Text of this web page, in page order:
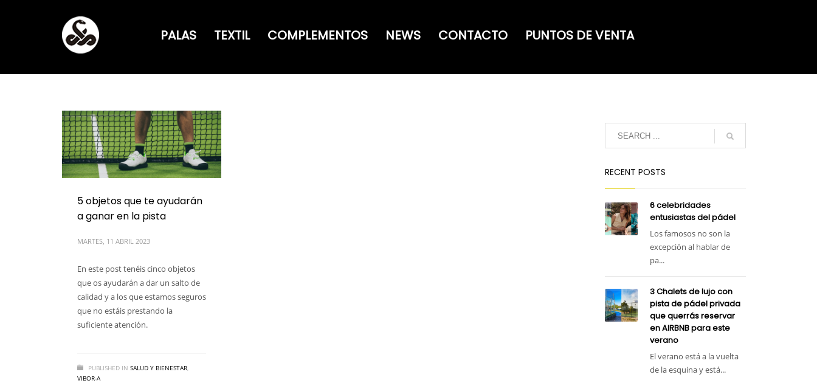
PALAS TEXTIL COMPLEMENTOS NEWS CONTACTO PUNTOS DE VENTA
5 objetos que te ayudarán
a ganar en la pista
MARTES, 11 ABRIL 2023
En este post tenéis cinco objetos
que os ayudarán a dar un salto de
calidad y a los que estamos seguros
que no estáis prestando la
suficiente atención.
PUBLISHED IN SALUD Y BIENESTAR
VIBOR-A
RECENT POSTS
6 celebridades
entusiastas del pádel
Los famosos no son la
excepción al hablar de
pa...
3 Chalets de lujo con
pista de pádel privada
que querrás reservar
en AIRBNB para este
verano
El verano está a la vuelta
de la esquina y está...